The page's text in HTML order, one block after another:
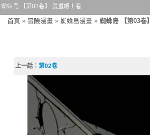
蜘蛛島 【第03卷】 漫畫線上看
首頁 » 冒險漫畫 » 蜘蛛島漫畫 » 蜘蛛島 【第03卷】
上一話：第02卷